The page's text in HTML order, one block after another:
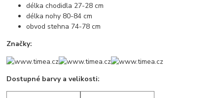
délka chodidla 27-28 cm
délka nohy 80-84 cm
obvod stehna 74-78 cm
Značky:
Dostupné barvy a velikosti: